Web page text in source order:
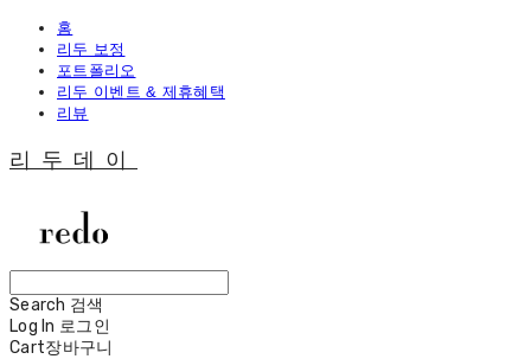
홈
리두 보정
포트폴리오
리두 이벤트 & 제휴혜택
리뷰
리두데이
Search 검색
Log In 로그인
Cart장바구니